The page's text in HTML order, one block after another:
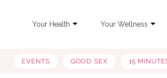
Your Health Your Wellness
EVENTS GOOD SEX 15